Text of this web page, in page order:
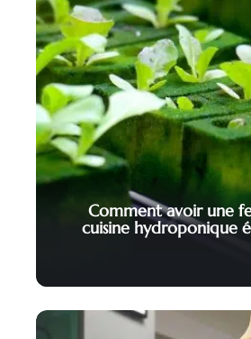
Comment avoir une
cuisine hydroponique